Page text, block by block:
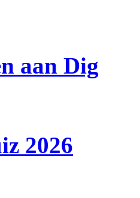
aan Dig
2026